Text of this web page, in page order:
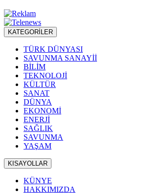
KATEGORİLER
TÜRK DÜNYASI
SAVUNMA SANAYİİ
BİLİM
TEKNOLOJİ
KÜLTÜR
SANAT
DÜNYA
EKONOMİ
ENERJİ
SAĞLIK
SAVUNMA
YAŞAM
KISAYOLLAR
KÜNYE
HAKKIMIZDA